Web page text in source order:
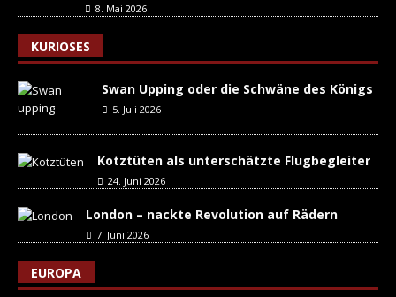
8. Mai 2026
KURIOSES
Swan Upping oder die Schwäne des Königs
5. Juli 2026
Kotztüten als unterschätzte Flugbegleiter
24. Juni 2026
London – nackte Revolution auf Rädern
7. Juni 2026
EUROPA